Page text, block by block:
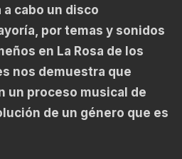
a cabo un disco
por temas y sonidos
en La Rosa de los
nos demuestra que
un proceso musical de
de un género que es